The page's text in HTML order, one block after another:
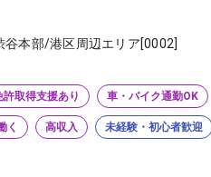
谷本部/港区周辺エリア[0002]
許取得支援あり 車・バイク通勤OK
く 高収入 未経験・初心者歓迎